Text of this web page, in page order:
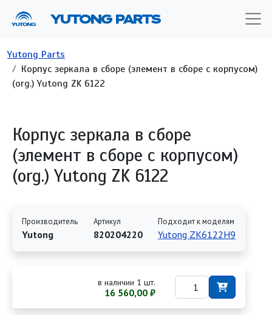
YUTONG PARTS
Строка навигации
Yutong Parts
Корпус зеркала в сборе (элемент в сборе с корпусом)
(org.) Yutong ZK 6122
Корпус зеркала в сборе
(элемент в сборе с корпусом)
(org.) Yutong ZK 6122
Производитель
Yutong
Артикул
820204220
Подходит к моделям
Yutong ZK6122H9
в наличии 1 шт.
16 560,00 ₽